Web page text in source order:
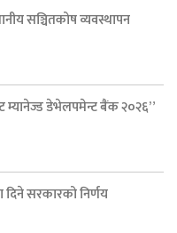
सञ्चितकोष व्यवस्थापन
म्यानेज्ड डेभेलपमेन्ट बैंक २०२६”
दिने सरकारको निर्णय